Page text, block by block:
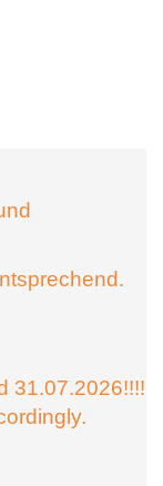
31.07.2026!!!!